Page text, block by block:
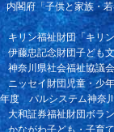
閣府「子供と家族・
リン福祉財団「キリ
藤忠記念財団子ども
奈川県社会福祉協議
ッセイ財団児童・少
度 パルシステム神奈
和証券福祉財団ボラ
ながわ子ども・子育